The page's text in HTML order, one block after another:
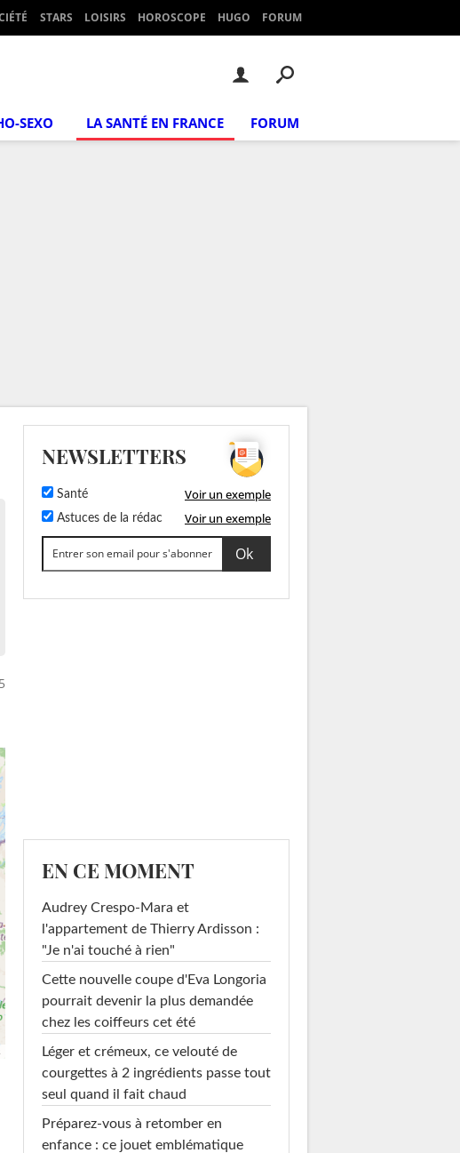
STARS LOISIRS HOROSCOPE HUGO FORUM
SEXO LA SANTÉ EN FRANCE FORUM
NEWSLETTERS
Santé Voir un exemple
Astuces de la rédac Voir un exemple
EN CE MOMENT
Audrey Crespo-Mara et
l'appartement de Thierry Ardisson :
"Je n'ai touché à rien"
Cette nouvelle coupe d'Eva Longoria
pourrait devenir la plus demandée
chez les coiffeurs cet été
Léger et crémeux, ce velouté de
courgettes à 2 ingrédients passe tout
seul quand il fait chaud
Préparez-vous à retomber en
enfance : ce jouet emblématique